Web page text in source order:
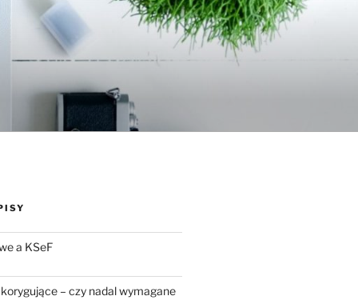
a KSeF
– czy nadal wymagane